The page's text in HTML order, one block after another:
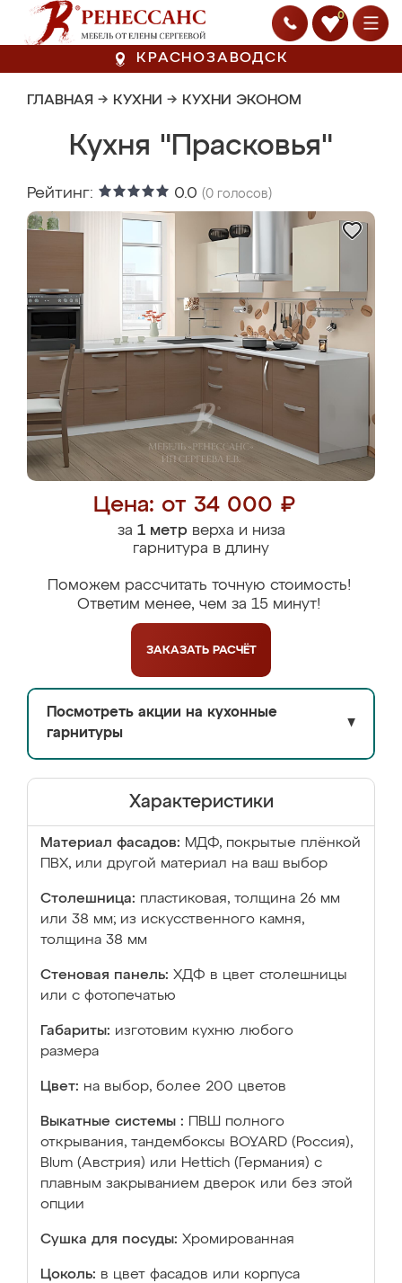
0
КРАСНОЗАВОДСК
ГЛАВНАЯ → КУХНИ → КУХНИ ЭКОНОМ
Кухня "Прасковья"
Рейтинг: 0.0 (0 голосов)
Цена: от 34 000 ₽
за 1 метрверха и низа
гарнитура в длину
Поможем рассчитать точную стоимость!
Ответим менее, чем за 15 минут!
ЗАКАЗАТЬ РАСЧЁТ
Посмотреть акции на кухонные
гарнитуры
▼
Характеристики
Материал фасадов: МДФ, покрытые плёнкой
ПВХ, или другой материал на ваш выбор
Столешница: пластиковая, толщина 26 мм
или 38 мм; из искусственного камня,
толщина 38 мм
Стеновая панель: ХДФ в цвет столешницы
или с фотопечатью
Габариты: изготовим кухню любого
размера
Цвет: на выбор, более 200 цветов
Выкатные системы :
ПВШ полного
открывания, тандембоксы BOYARD (Россия),
Blum (Австрия) или Hettich (Германия) с
плавным закрыванием дверок или без этой
опции
Сушка для посуды: Хромированная
Цоколь: в цвет фасадов или корпуса